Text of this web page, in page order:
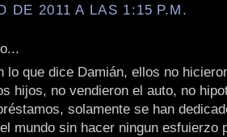
DE 2011 A LAS 1:15 P.M.
lo que dice Damián, ellos no
hijos, no vendieron el auto, no
solamente se han
mundo sin hacer ningun esfuierzo